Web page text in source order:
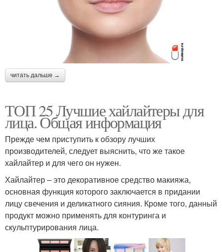
читать дальше →
ТОП 25 Лучшие хайлайтеры для
лица. Общая информация
Прежде чем приступить к обзору лучших
производителей, следует выяснить, что же такое
хайлайтер и для чего он нужен.
Хайлайтер – это декоративное средство макияжа,
основная функция которого заключается в придании
лицу свечения и деликатного сияния. Кроме того, данный
продукт можно применять для контуринга и
скульптурирования лица.